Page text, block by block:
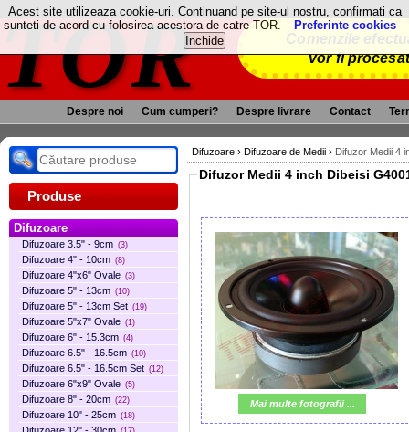
TOR
Comenzile
vor fi
Despre noi Cum cumperi? Despre livrare Contact
Produse
Difuzoare
Difuzoare 3.5" - 9cm (3)
Difuzoare 4" - 10cm (8)
Difuzoare 4"x6" Ovale (3)
Difuzoare 5" - 13cm (10)
Difuzoare 5" - 13cm Set (19)
Difuzoare 5"x7" Ovale (1)
Difuzoare 6" - 15.3cm (4)
Difuzoare 6.5" - 16.5cm (10)
Difuzoare 6.5" - 16.5cm Set (12)
Difuzoare 6"x9" Ovale (5)
Difuzoare 8" - 20cm (22)
Difuzoare 10" - 25cm (18)
Difuzoare › Difuzoare de Medii › Difuzor Medii 4
Difuzor Medii 4 inch Dibeisi
Mai multe fotografii ...
Acest site utilizeaza cookie-uri. Continuand pe site-ul nostru, confirmati ca
sunteti de acord cu folosirea acestora de catre TOR.
Preferinte cookies